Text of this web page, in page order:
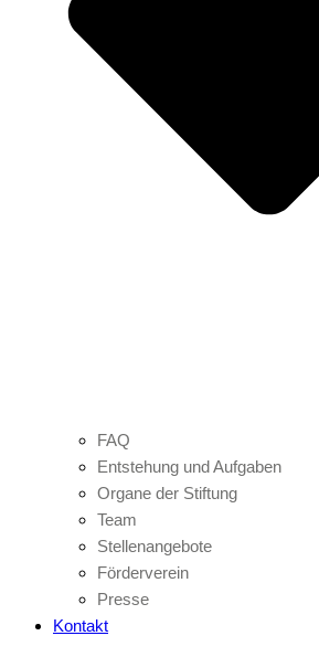
FAQ
Entstehung und Aufgaben
Organe der Stiftung
Team
Stellenangebote
Förderverein
Presse
Kontakt